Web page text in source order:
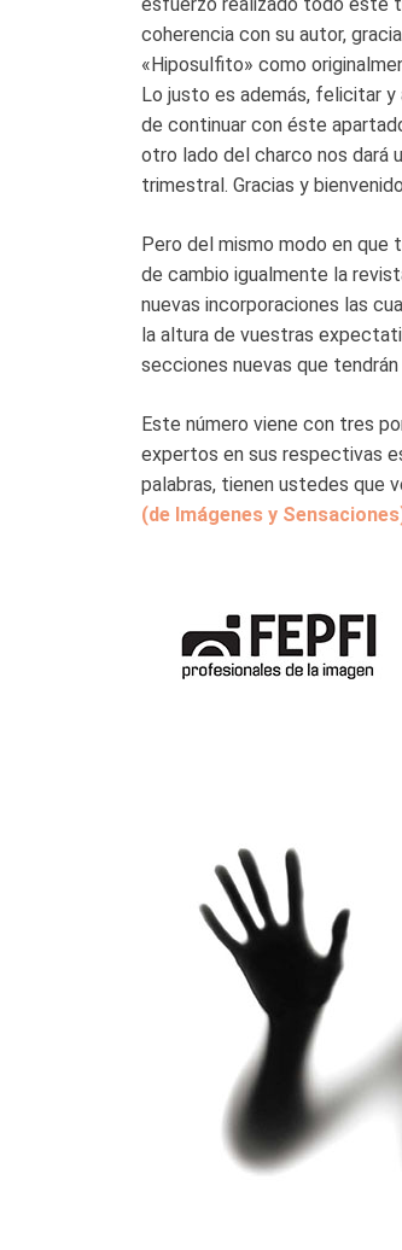
coherencia con su autor,
«Hiposulfito» como
Lo justo es además, felicitar
de continuar con éste
otro lado del charco nos dará
trimestral. Gracias y
Pero del mismo modo en que
de cambio igualmente la
nuevas incorporaciones las
la altura de vuestras
secciones nuevas que
Este número viene con tres
expertos en sus respectivas
palabras, tienen ustedes que
(de Imágenes y